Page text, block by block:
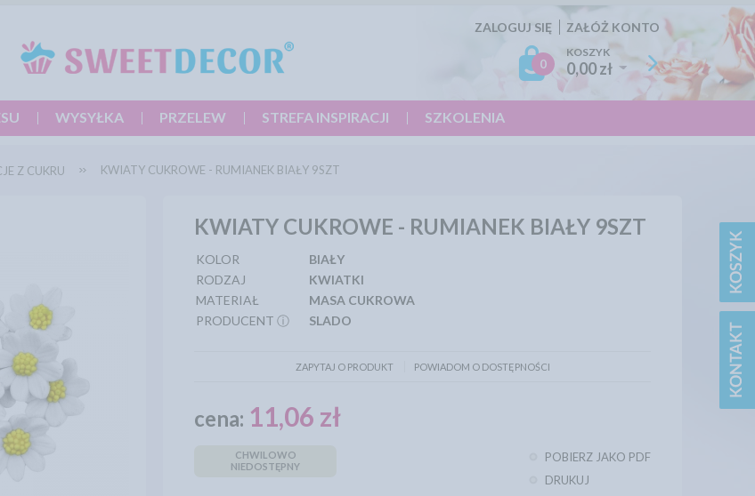
ZALOGUJ SIĘ ZAŁÓŻ KONTO
0
KOSZYK
0,00 zł
WYSYŁKA PRZELEW STREFA INSPIRACJI SZKOLENIA
Z CUKRU KWIATY CUKROWE - RUMIANEK BIAŁY 9SZT
KWIATY CUKROWE - RUMIANEK BIAŁY 9SZT
KOLOR
BIAŁY
RODZAJ
KWIATKI
MATERIAŁ
MASA CUKROWA
PRODUCENT ⓘ
SLADO
ZAPYTAJ O PRODUKT POWIADOM O DOSTĘPNOŚCI
cena: 11,06 zł
CHWILOWO
NIEDOSTĘPNY
POBIERZ JAKO PDF
DRUKUJ